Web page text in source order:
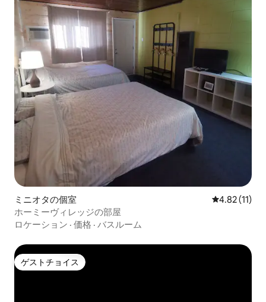
ミニオタの個室 レビュー11
4.82 (11)
ホーミーヴィレッジの部屋
ロケーション · 価格 · バスルーム
ゲストチョイス
ゲストチョイス